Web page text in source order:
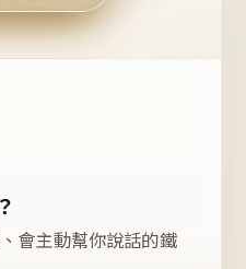
開團
嗎？
會主動幫你說話的鐵